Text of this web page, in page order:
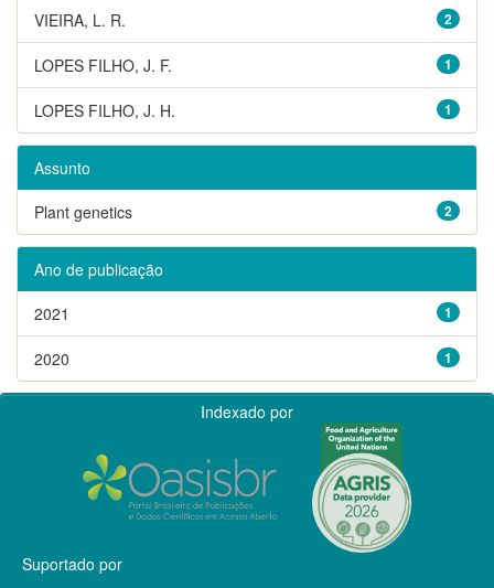
2
VIEIRA, L. R.
1
LOPES FILHO, J. F.
1
LOPES FILHO, J. H.
Assunto
2
Plant genetics
Ano de publicação
1
2021
1
2020
Indexado por
Suportado por